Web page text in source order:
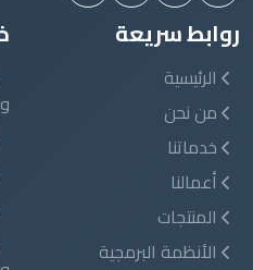
من نحن
خدماتنا
أعمالنا
المنتجات
الأنظمة البرمجية
المدونة
تواصل معنا